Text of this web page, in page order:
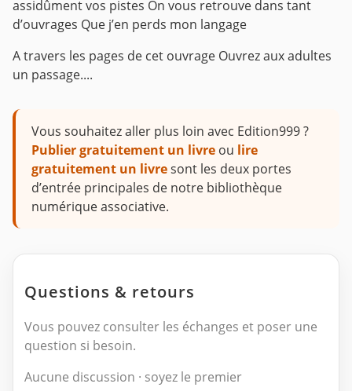
assidûment vos pistes On vous retrouve dans tant
d’ouvrages Que j’en perds mon langage
A travers les pages de cet ouvrage Ouvrez aux adultes
un passage....
Vous souhaitez aller plus loin avec Edition999 ?
Publier gratuitement un livre ou lire
gratuitement un livresont les deux portes
d’entrée principales de notre bibliothèque
numérique associative.
Questions & retours
Vous pouvez consulter les échanges et poser une
question si besoin.
Aucune discussion · soyez le premier